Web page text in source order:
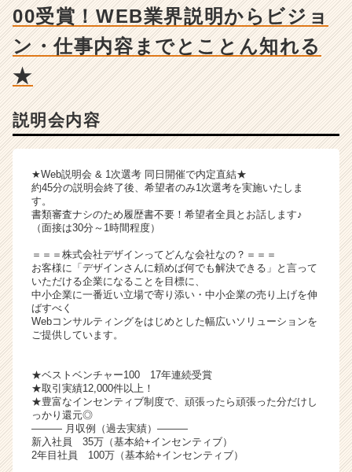
業
か
ら
ス
届
就
活
イ
チ
ア
キ
リ
h
e
e
C
a
00受賞！WEB業界説明からビジョ
ン・仕事内容までとことん知れる
★
説明会内容
★Web説明会 & 1次選考 同日開催で内定直結★
約45分の説明会終了後、希望者のみ1次選考を実施いたしま
す。
書類審査ナシのため履歴書不要！希望者全員とお話します♪
（面接は30分～1時間程度）
＝＝＝株式会社デザインってどんな会社なの？＝＝＝
お客様に「デザインさんに頼めば何でも解決できる」と言って
いただける企業になることを目標に、
中小企業に一番近い立場で寄り添い・中小企業の売り上げを伸
ばすべく
Webコンサルティングをはじめとした幅広いソリューションを
ご提供しています。
★ベストベンチャー100 17年連続受賞
★取引実績12,000件以上！
★豊富なインセンティブ制度で、頑張ったら頑張った分だけし
っかり還元◎
――― 月収例（過去実績）―――
新入社員 35万（基本給+インセンティブ）
2年目社員 100万（基本給+インセンティブ）